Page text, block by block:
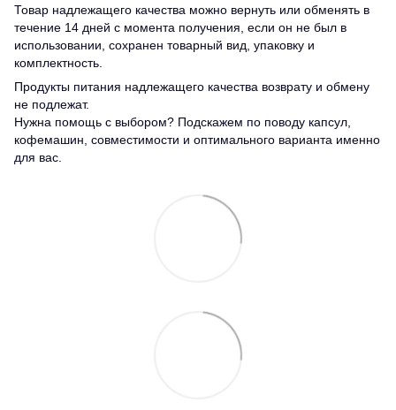
Товар надлежащего качества можно вернуть или обменять в
течение 14 дней с момента получения, если он не был в
использовании, сохранен товарный вид, упаковку и
комплектность.
Продукты питания надлежащего качества возврату и обмену
не подлежат.
Нужна помощь с выбором? Подскажем по поводу капсул,
кофемашин, совместимости и оптимального варианта именно
для вас.